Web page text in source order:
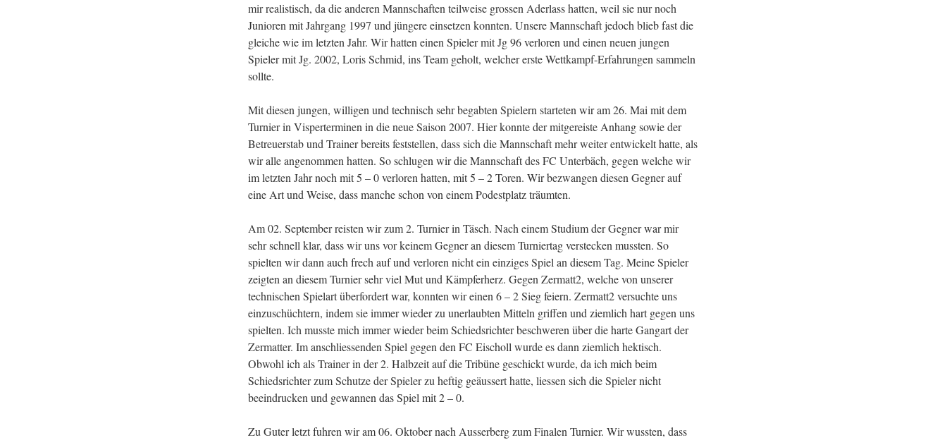
mir realistisch, da die anderen Mannschaften teilweise grossen Aderlass hatten, weil sie nur noch
Junioren mit Jahrgang 1997 und jüngere einsetzen konnten. Unsere Mannschaft jedoch blieb fast die
gleiche wie im letzten Jahr. Wir hatten einen Spieler mit Jg 96 verloren und einen neuen jungen
Spieler mit Jg. 2002, Loris Schmid, ins Team geholt, welcher erste Wettkampf-Erfahrungen sammeln
sollte.
Mit diesen jungen, willigen und technisch sehr begabten Spielern starteten wir am 26. Mai mit dem
Turnier in Visperterminen in die neue Saison 2007. Hier konnte der mitgereiste Anhang sowie der
Betreuerstab und Trainer bereits feststellen, dass sich die Mannschaft mehr weiter entwickelt hatte, als
wir alle angenommen hatten. So schlugen wir die Mannschaft des FC Unterbäch, gegen welche wir
im letzten Jahr noch mit 5 – 0 verloren hatten, mit 5 – 2 Toren. Wir bezwangen diesen Gegner auf
eine Art und Weise, dass manche schon von einem Podestplatz träumten.
Am 02. September reisten wir zum 2. Turnier in Täsch. Nach einem Studium der Gegner war mir
sehr schnell klar, dass wir uns vor keinem Gegner an diesem Turniertag verstecken mussten. So
spielten wir dann auch frech auf und verloren nicht ein einziges Spiel an diesem Tag. Meine Spieler
zeigten an diesem Turnier sehr viel Mut und Kämpferherz. Gegen Zermatt2, welche von unserer
technischen Spielart überfordert war, konnten wir einen 6 – 2 Sieg feiern. Zermatt2 versuchte uns
einzuschüchtern, indem sie immer wieder zu unerlaubten Mitteln griffen und ziemlich hart gegen uns
spielten. Ich musste mich immer wieder beim Schiedsrichter beschweren über die harte Gangart der
Zermatter. Im anschliessenden Spiel gegen den FC Eischoll wurde es dann ziemlich hektisch.
Obwohl ich als Trainer in der 2. Halbzeit auf die Tribüne geschickt wurde, da ich mich beim
Schiedsrichter zum Schutze der Spieler zu heftig geäussert hatte, liessen sich die Spieler nicht
beeindrucken und gewannen das Spiel mit 2 – 0.
Zu Guter letzt fuhren wir am 06. Oktober nach Ausserberg zum Finalen Turnier. Wir wussten, dass